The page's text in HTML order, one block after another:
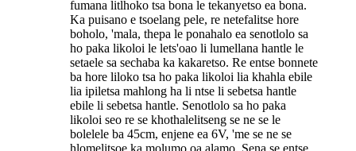
fumana litlhoko tsa bona le tekanyetso ea bona.
Ka puisano e tsoelang pele, re netefalitse hore
boholo, 'mala, thepa le ponahalo ea senotlolo sa
ho paka likoloi le lets'oao li lumellana hantle le
setaele sa sechaba ka kakaretso. Re entse bonnete
ba hore liloko tsa ho paka likoloi lia khahla ebile
lia ipiletsa mahlong ha li ntse li sebetsa hantle
ebile li sebetsa hantle. Senotlolo sa ho paka
likoloi seo re se khothalelitseng se ne se le
bolelele ba 45cm, enjene ea 6V, 'me se ne se